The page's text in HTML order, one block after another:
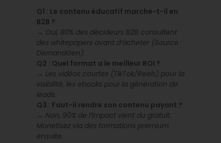
Q1 : Le contenu éducatif marche-t-il en
B2B ?
→ Oui, 80% des décideurs B2B consultent
des whitepapers avant d’acheter (Source :
DemandGen).
Q2 : Quel format a le meilleur ROI ?
→ Les vidéos courtes (TikTok/Reels) pour la
visibilité, les ebooks pour la génération de
leads.
Q3 : Faut-il rendre son contenu payant ?
→ Non, 90% de l’impact vient du gratuit.
Monetisez via des formations premium
ensuite.